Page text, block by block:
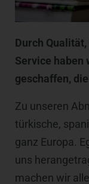
Durch
Service haben
geschaffen,
Zu unseren
türkische,
ganz Europa.
uns
machen wir